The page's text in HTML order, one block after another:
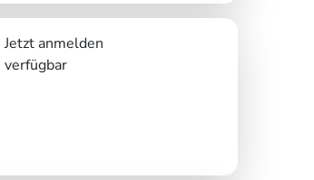
Jetzt anmelden
verfügbar